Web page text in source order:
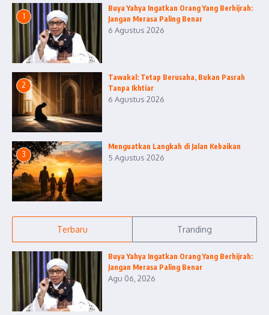
1
Buya Yahya Ingatkan Orang Yang Berhijrah:
Jangan Merasa Paling Benar
6 Agustus 2026
2
Tawakal: Tetap Berusaha, Bukan Pasrah
Tanpa Ikhtiar
6 Agustus 2026
3
Menguatkan Langkah di Jalan Kebaikan
5 Agustus 2026
Terbaru Tranding
Buya Yahya Ingatkan Orang Yang Berhijrah:
Jangan Merasa Paling Benar
Agu 06, 2026